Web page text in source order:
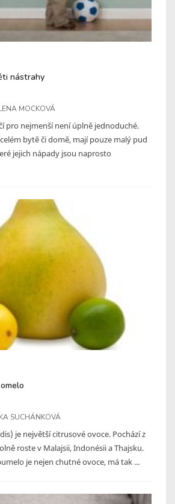
nástrahy
MOCKOVÁ
pro nejmenší není úplně jednoduché.
bytě či domě, mají pouze malý pud
jejich nápady jsou naprosto
SUCHÁNKOVÁ
je největší citrusové ovoce. Pochází z
roste v Malajsii, Indonésii a Thajsku.
je nejen chutné ovoce, má tak ...